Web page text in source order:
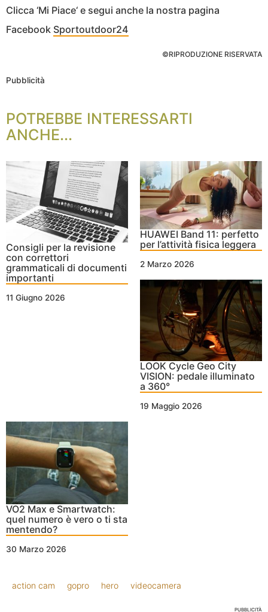
Clicca ‘Mi Piace‘ e segui anche la nostra pagina
Facebook Sportoutdoor24
©RIPRODUZIONE RISERVATA
Pubblicità
POTREBBE INTERESSARTI
ANCHE...
Consigli per la revisione
con correttori
grammaticali di documenti
importanti
11 Giugno 2026
HUAWEI Band 11: perfetto
per l’attività fisica leggera
2 Marzo 2026
LOOK Cycle Geo City
VISION: pedale illuminato
a 360°
19 Maggio 2026
VO2 Max e Smartwatch:
quel numero è vero o ti sta
mentendo?
30 Marzo 2026
action cam gopro hero videocamera
PUBBLICITÀ